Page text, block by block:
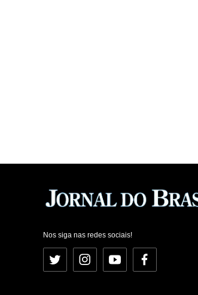
Nos siga nas redes sociais!
Twitter InstagramYouTubeFacebook